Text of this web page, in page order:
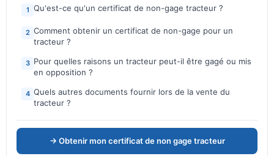
1 Qu'est-ce qu'un certificat de non-gage tracteur ?
2 Comment obtenir un certificat de non-gage pour un
tracteur ?
3 Pour quelles raisons un tracteur peut-il être gagé ou mis
en opposition ?
4 Quels autres documents fournir lors de la vente du
tracteur ?
→ Obtenir mon certificat de non gage tracteur